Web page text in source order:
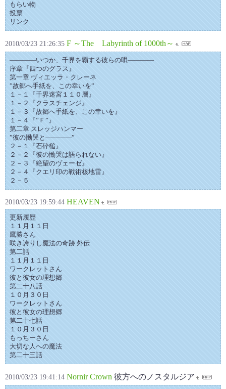
もらい物
投票
リンク
2010/03/23 21:26:35 F ～The Labyrinth of 1000th～
――――いつか、千界を覇する彼らの唄――――
序章『四つのグラス』
第一章 ヴィエッラ・クレーネ
”故郷へ手紙を、この幸いを”
１－１『千界迷宮１１０層』
１－２『クラスチェンジ』
１－３『故郷へ手紙を、この幸いを』
１－４『”Ｆ”』
第二章 スレッジハンマー
”彼の慟哭と――――”
２－１『石砕槌』
２－２『彼の慟哭は語られない』
２－３『絶望のヴェーゼ』
２－４『クエリ印の戦術核地雷』
２－５
2010/03/23 19:59:44 HEAVEN
更新履歴
１１月１１日
鷹勝さん
咲き誇りし魔法の奇跡 外伝
第二話
１１月１１日
ワークレットさん
彼と彼女の理想郷
第二十八話
１０月３０日
ワークレットさん
彼と彼女の理想郷
第二十七話
１０月３０日
もっちーさん
大切な人への魔法
第二十三話
2010/03/23 19:41:14 Nornir Crown 彼方へのノスタルジア